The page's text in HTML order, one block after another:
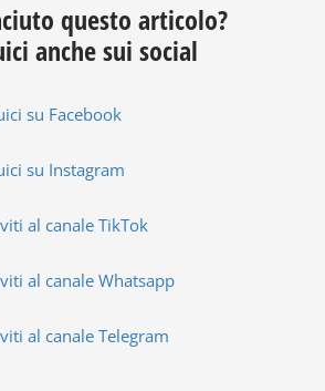
questo articolo?
anche sui social
su Facebook
su Instagram
al canale TikTok
al canale Whatsapp
al canale Telegram